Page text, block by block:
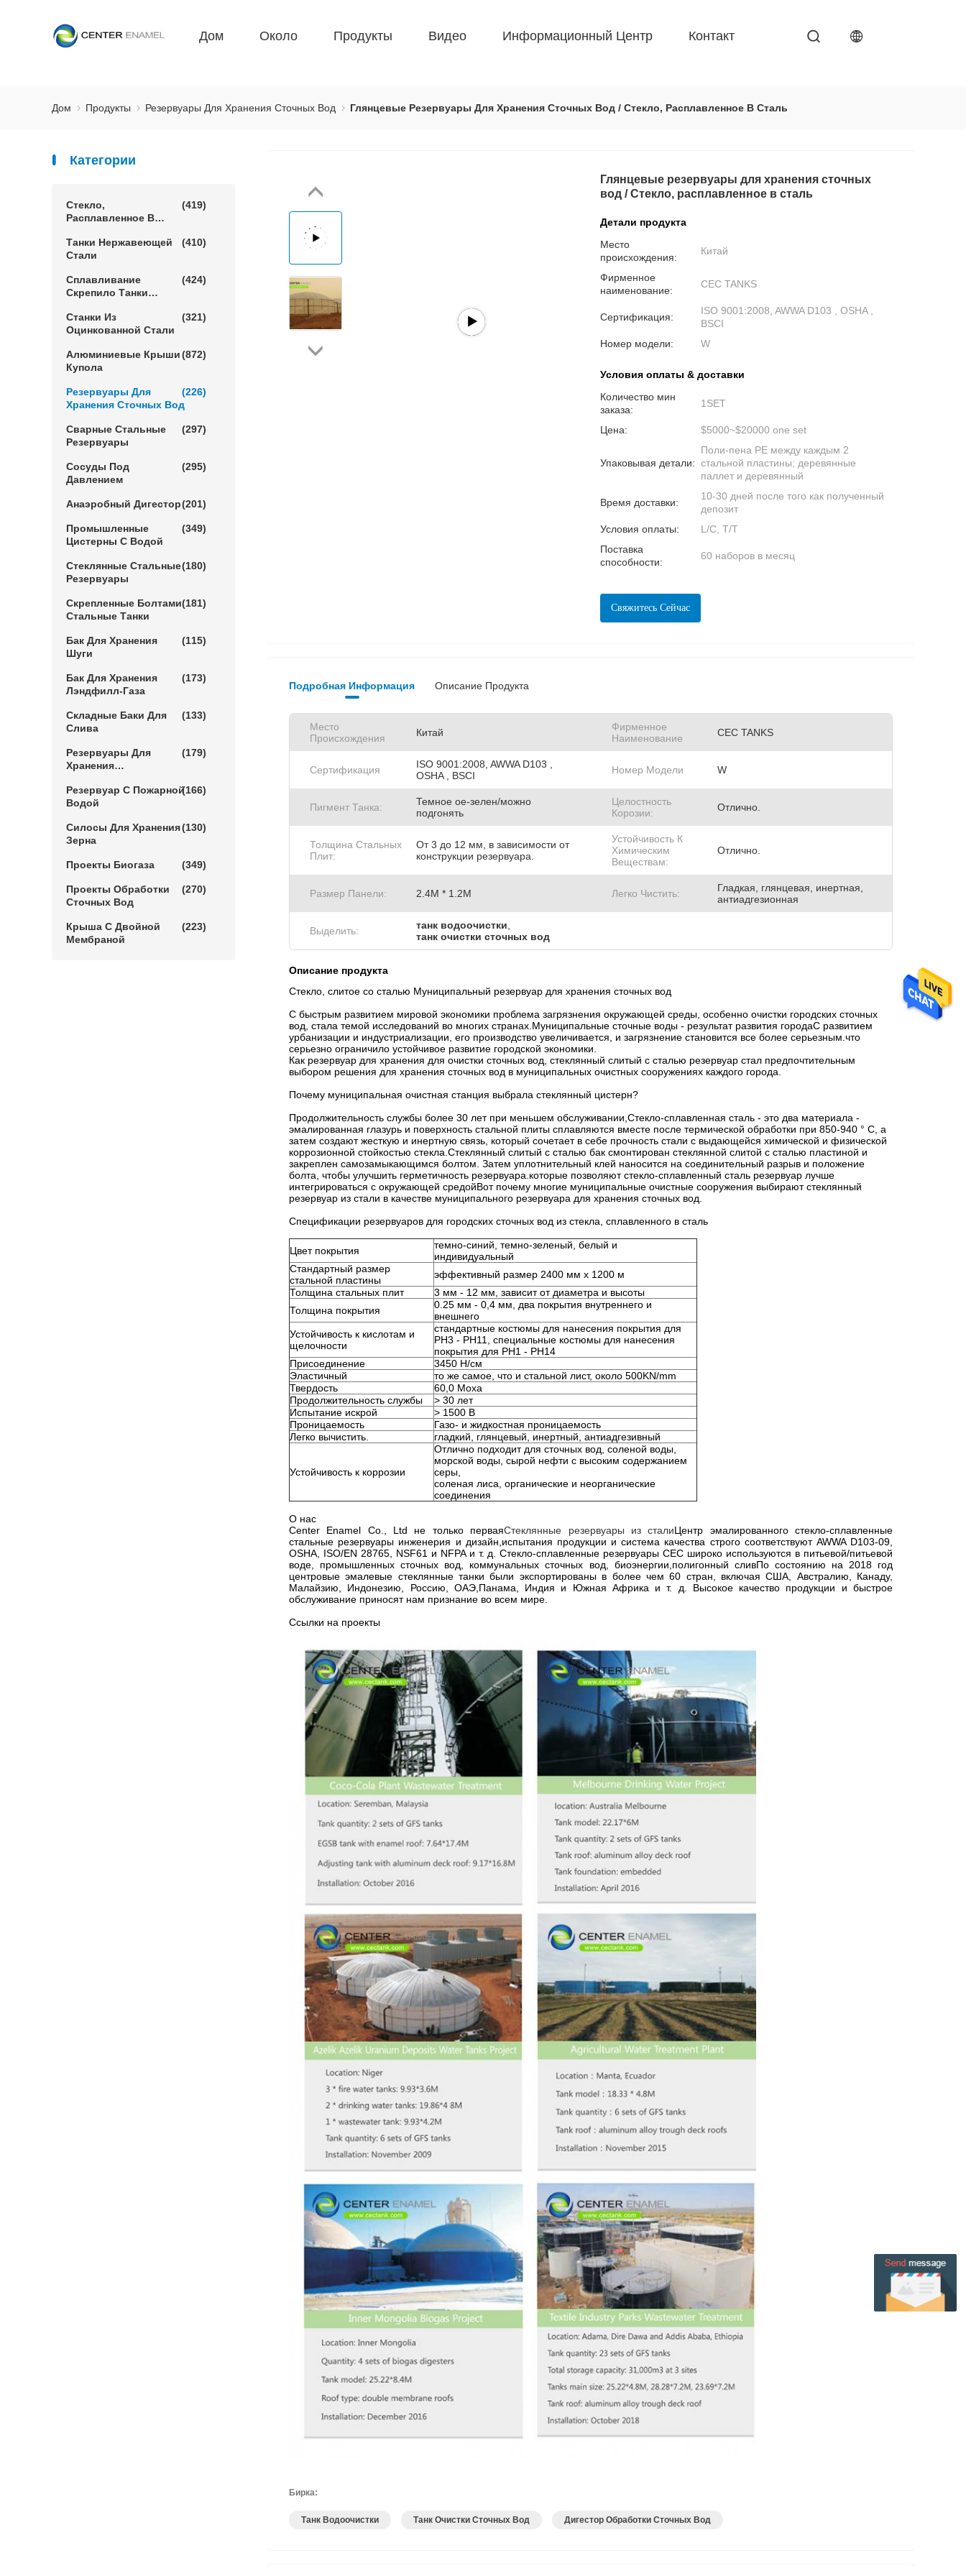
Дом Около Продукты Видео Информационный Центр Контакт
Дом Продукты Резервуары Для Хранения Сточных Вод Глянцевые Резервуары Для Хранения Сточных Вод / Стекло, Расплавленное В Сталь
Категории
Стекло,
Расплавленное В
(419)
Танки Нержавеющей
Стали
(410)
Сплавливание
Скрепило Танки
(424)
Станки Из
Оцинкованной Стали
(321)
Алюминиевые Крыши
Купола
(872)
Резервуары Для
Хранения Сточных Вод
(226)
Сварные Стальные
Резервуары
(297)
Сосуды Под
Давлением
(295)
Анаэробный Дигестор(201)
Промышленные
Цистерны С Водой
(349)
Стеклянные Стальные
Резервуары
(180)
Скрепленные Болтами
Стальные Танки
(181)
Бак Для Хранения
Шуги
(115)
Бак Для Хранения
Лэндфилл-Газа
(173)
Складные Баки Для
Слива
(133)
Резервуары Для
Хранения
Воды
(179)
Резервуар С Пожарной
Водой
(166)
Силосы Для Хранения
Зерна
(130)
Проекты Биогаза (349)
Проекты Обработки
Сточных Вод
(270)
Крыша С Двойной
Мембраной
(223)
Глянцевые резервуары для хранения сточных
вод / Стекло, расплавленное в сталь
Детали продукта
Место
происхождения:
Китай
Фирменное
наименование:
CEC TANKS
Сертификация:
ISO 9001:2008, AWWA D103 , OSHA ,
BSCI
Номер модели:
W
Условия оплаты & доставки
Количество мин
заказа:
1SET
Цена: $5000~$20000 one set
Упаковывая детали:
Поли-пена PE между каждым 2
стальной пластины; деревянные
паллет и деревянный
Время доставки:
10-30 дней после того как полученный
депозит
Условия оплаты:
L/C, T/T
Поставка
способности:
60 наборов в месяц
Свяжитесь Сейчас
Подробная Информация Описание Продукта
Место
Происхождения
Китай
Фирменное
Наименование
CEC TANKS
Сертификация
ISO 9001:2008, AWWA D103 ,
OSHA , BSCI
Номер Модели W
Пигмент Танка:
Темное ое-зелен/можно
подгонять
Целостность
Корозии:
Отлично.
Толщина Стальных
Плит:
От 3 до 12 мм, в зависимости от
конструкции резервуара.
Устойчивость К
Химическим
Веществам:
Отлично.
Размер Панели: 2.4M * 1.2M Легко Чистить:
Гладкая, глянцевая, инертная,
антиадгезионная
Выделить: танк водоочистки
танк очистки сточных вод
Описание продукта
Стекло, слитое со сталью Муниципальный резервуар для хранения сточных вод
С быстрым развитием мировой экономики проблема загрязнения окружающей среды, особенно очистки городских сточных
вод, стала темой исследований во многих странах.Муниципальные сточные воды - результат развития городаС развитием
урбанизации и индустриализации, его производство увеличивается, и загрязнение становится все более серьезным.что
серьезно ограничило устойчивое развитие городской экономики.
Как резервуар для хранения для очистки сточных вод, стеклянный слитый с сталью резервуар стал предпочтительным
выбором решения для хранения сточных вод в муниципальных очистных сооружениях каждого города.
Почему муниципальная очистная станция выбрала стеклянный цистерн?
Продолжительность службы более 30 лет при меньшем обслуживании,Стекло-сплавленная сталь - это два материала -
эмалированная глазурь и поверхность стальной плиты сплавляются вместе после термической обработки при 850-940 ° C, а
затем создают жесткую и инертную связь, который сочетает в себе прочность стали с выдающейся химической и физической
коррозионной стойкостью стекла.Стеклянный слитый с сталью бак смонтирован стеклянной слитой с сталью пластиной и
закреплен самозамыкающимся болтом. Затем уплотнительный клей наносится на соединительный разрыв и положение
болта, чтобы улучшить герметичность резервуара.которые позволяют стекло-сплавленный сталь резервуар лучше
интегрироваться с окружающей средойВот почему многие муниципальные очистные сооружения выбирают стеклянный
резервуар из стали в качестве муниципального резервуара для хранения сточных вод.
Спецификации резервуаров для городских сточных вод из стекла, сплавленного в сталь
Цвет покрытия
темно-синий, темно-зеленый, белый и
индивидуальный
Стандартный размер
стальной пластины
эффективный размер 2400 мм х 1200 м
Толщина стальных плит
3 мм - 12 мм, зависит от диаметра и высоты
Толщина покрытия
0.25 мм - 0,4 мм, два покрытия внутреннего и
внешнего
Устойчивость к кислотам и
щелочности
стандартные костюмы для нанесения покрытия для
PH3 - PH11, специальные костюмы для нанесения
покрытия для PH1 - PH14
Присоединение
3450 Н/см
Эластичный
то же самое, что и стальной лист, около 500KN/mm
Твердость
60,0 Моха
Продолжительность службы
> 30 лет
Испытание искрой
> 1500 В
Проницаемость
Газо- и жидкостная проницаемость
Легко вычистить.
гладкий, глянцевый, инертный, антиадгезивный
Устойчивость к коррозии
Отлично подходит для сточных вод, соленой воды,
морской воды, сырой нефти с высоким содержанием
серы,
соленая лиса, органические и неорганические
соединения
О нас
Center Enamel Co., Ltd не только перваяСтеклянные резервуары из сталиЦентр эмалированного стекло-сплавленные
стальные резервуары инженерия и дизайн,испытания продукции и система качества строго соответствуют AWWA D103-09,
OSHA, ISO/EN 28765, NSF61 и NFPA и т. д. Стекло-сплавленные резервуары CEC широко используются в питьевой/питьевой
воде, промышленных сточных вод, коммунальных сточных вод, биоэнергии,полигонный сливПо состоянию на 2018 год
центровые эмалевые стеклянные танки были экспортированы в более чем 60 стран, включая США, Австралию, Канаду,
Малайзию, Индонезию, Россию, ОАЭ,Панама, Индия и Южная Африка и т. д. Высокое качество продукции и быстрое
обслуживание приносят нам признание во всем мире.
Ссылки на проекты
Бирка:
Танк Водоочистки Танк Очистки Сточных Вод Дигестор Обработки Сточных Вод
Оставьте сообщение Мы перезвоним вам в
ближайшее время!
Представьте